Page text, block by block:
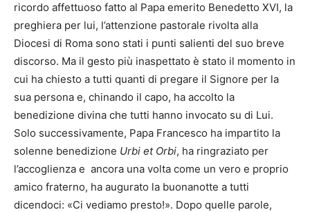
ricordo affettuoso fatto al Papa emerito Benedetto XVI, la
preghiera per lui, l’attenzione pastorale rivolta alla
Diocesi di Roma sono stati i punti salienti del suo breve
discorso. Ma il gesto più inaspettato è stato il momento in
cui ha chiesto a tutti quanti di pregare il Signore per la
sua persona e, chinando il capo, ha accolto la
benedizione divina che tutti hanno invocato su di Lui.
Solo successivamente, Papa Francesco ha impartito la
solenne benedizione Urbi et Orbi, ha ringraziato per
l’accoglienza e ancora una volta come un vero e proprio
amico fraterno, ha augurato la buonanotte a tutti
dicendoci: «Ci vediamo presto!». Dopo quelle parole,